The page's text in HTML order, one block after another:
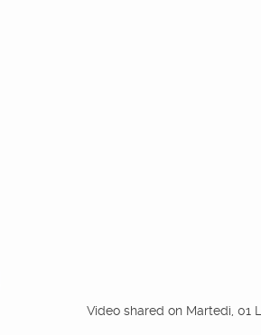
Video shared on Martedì, 01